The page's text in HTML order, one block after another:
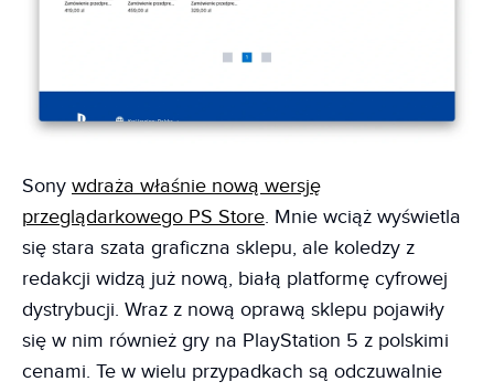
Sony wdraża właśnie nową wersję
przeglądarkowego PS Store. Mnie wciąż wyświetla
się stara szata graficzna sklepu, ale koledzy z
redakcji widzą już nową, białą platformę cyfrowej
dystrybucji. Wraz z nową oprawą sklepu pojawiły
się w nim również gry na PlayStation 5 z polskimi
cenami. Te w wielu przypadkach są odczuwalnie